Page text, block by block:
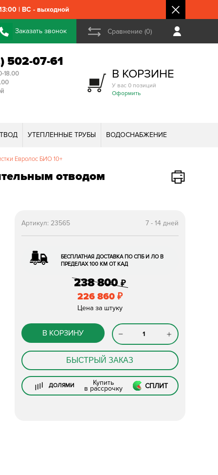
| ВС - выходной
Заказать звонок Сравнение (0)
502-07-61
18.00
В КОРЗИНЕ
У вас 0 позиций
Оформить
УТЕПЛЕННЫЕ ТРУБЫ ВОДОСНАБЖЕНИЕ
Евролос БИО 10+
отводом
7 - 14 дней
Артикул:23565
БЕСПЛАТНАЯ ДОСТАВКА ПО СПБ И ЛО В
ПРЕДЕЛАХ 100 КМ ОТ КАД
238 800₽
226 860 ₽
Цена за штуку
В КОРЗИНУ
БЫСТРЫЙ ЗАКАЗ
ДОЛЯМИ Купить
в рассрочку СПЛИТ